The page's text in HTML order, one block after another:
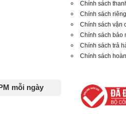
Chính sách
Chính sách
Chính sách vận
Chính sách bảo
Chính sách trả
Chính sách
mỗi ngày